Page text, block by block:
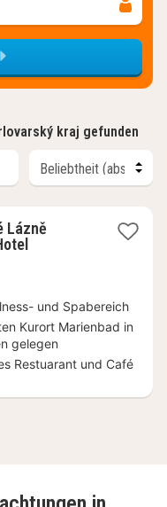
kraj gefunden
Lázně
1
€ und Spabereich
Kurort Marienbad in
gelegen
Restuarant und Café